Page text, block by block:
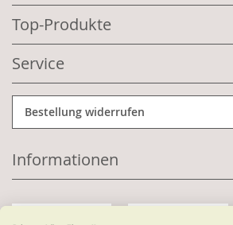
Top-Produkte
Service
Bestellung widerrufen
Informationen